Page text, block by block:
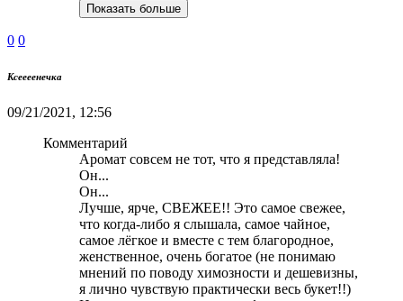
Показать больше
0 0
Ксеееенечка
09/21/2021, 12:56
Комментарий
Аромат совсем не тот, что я представляла!
Он...
Он...
Лучше, ярче, СВЕЖЕЕ!! Это самое свежее,
что когда-либо я слышала, самое чайное,
самое лёгкое и вместе с тем благородное,
женственное, очень богатое (не понимаю
мнений по поводу химозности и дешевизны,
я лично чувствую практически весь букет!!)